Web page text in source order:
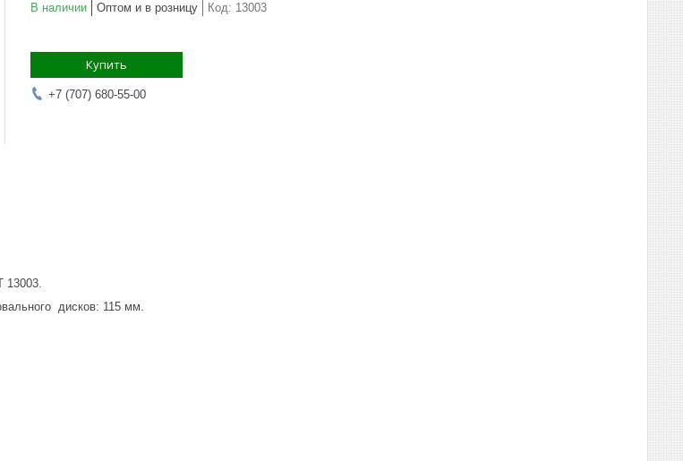
В наличии Оптом и в розницу Код: 13003
Купить
+7 (707) 680-55-00
13003.
дисков: 115 мм.